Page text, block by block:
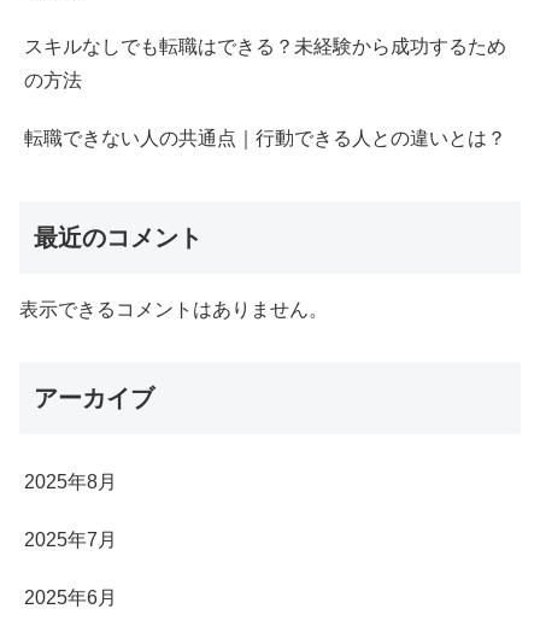
スキルなしでも転職はできる？未経験から成功するため
の方法
転職できない人の共通点｜行動できる人との違いとは？
最近のコメント
表示できるコメントはありません。
アーカイブ
2025年8月
2025年7月
2025年6月